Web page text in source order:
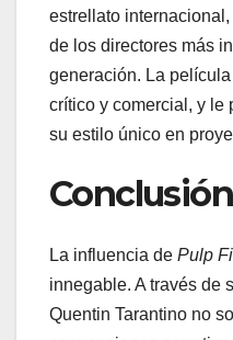
estrellato
de los directores más
generación. La
crítico y comercial, y le
su estilo único en
Conclusión
La influencia de Pulp
innegable. A través de
Quentin Tarantino no